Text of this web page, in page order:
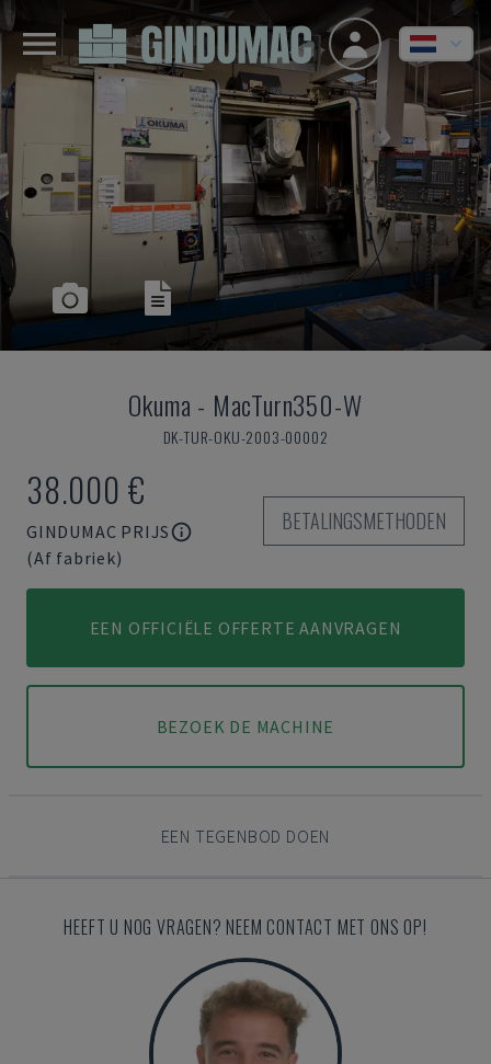
Okuma - MacTurn350-W
DK-TUR-OKU-2003-00002
38.000 €
GINDUMAC PRIJS
(Af fabriek)
BETALINGSMETHODEN
EEN OFFICIËLE OFFERTE AANVRAGEN
BEZOEK DE MACHINE
EEN TEGENBOD DOEN
HEEFT U NOG VRAGEN? NEEM CONTACT MET ONS OP!